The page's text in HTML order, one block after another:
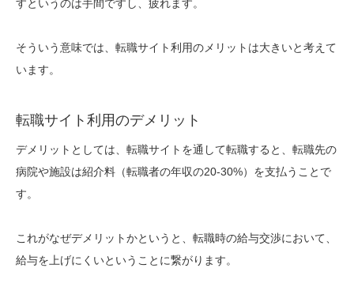
すというのは手間ですし、疲れます。
そういう意味では、転職サイト利用のメリットは大きいと考えて
います。
転職サイト利用のデメリット
デメリットとしては、転職サイトを通して転職すると、転職先の
病院や施設は紹介料（転職者の年収の20-30%）を支払うことで
す。
これがなぜデメリットかというと、転職時の給与交渉において、
給与を上げにくいということに繋がります。